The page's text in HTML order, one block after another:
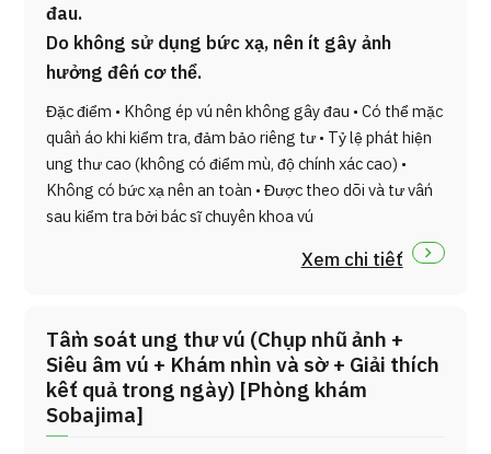
đau.
Do không sử dụng bức xạ, nên ít gây ảnh
hưởng đến cơ thể.
Đặc điểm • Không ép vú nên không gây đau • Có thể mặc
quần áo khi kiểm tra, đảm bảo riêng tư • Tỷ lệ phát hiện
ung thư cao (không có điểm mù, độ chính xác cao) •
Không có bức xạ nên an toàn • Được theo dõi và tư vấn
sau kiểm tra bởi bác sĩ chuyên khoa vú
Xem chi tiết
Tầm soát ung thư vú (Chụp nhũ ảnh +
Siêu âm vú + Khám nhìn và sờ + Giải thích
kết quả trong ngày) [Phòng khám
Sobajima]